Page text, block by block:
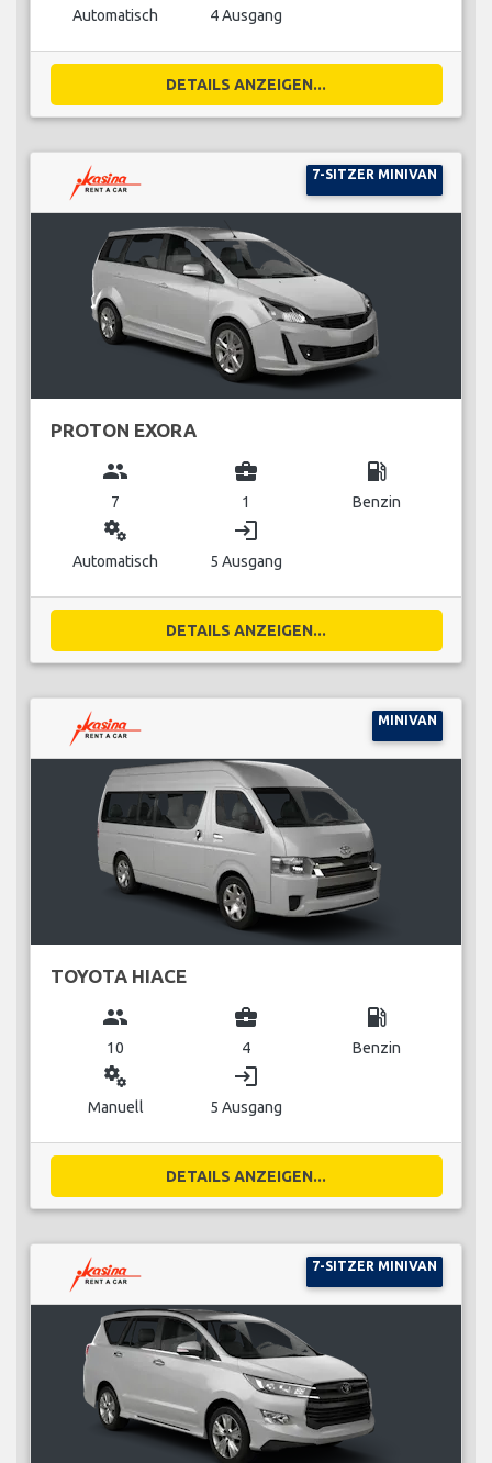
Automatisch 4 Ausgang
DETAILS ANZEIGEN...
7-SITZER MINIVAN
PROTON EXORA
group
7
business_center
1
local_gas_station
Benzin
miscellaneous_services
Automatisch
login
5 Ausgang
DETAILS ANZEIGEN...
MINIVAN
TOYOTA HIACE
group
10
business_center
4
local_gas_station
Benzin
miscellaneous_services
Manuell
login
5 Ausgang
DETAILS ANZEIGEN...
7-SITZER MINIVAN